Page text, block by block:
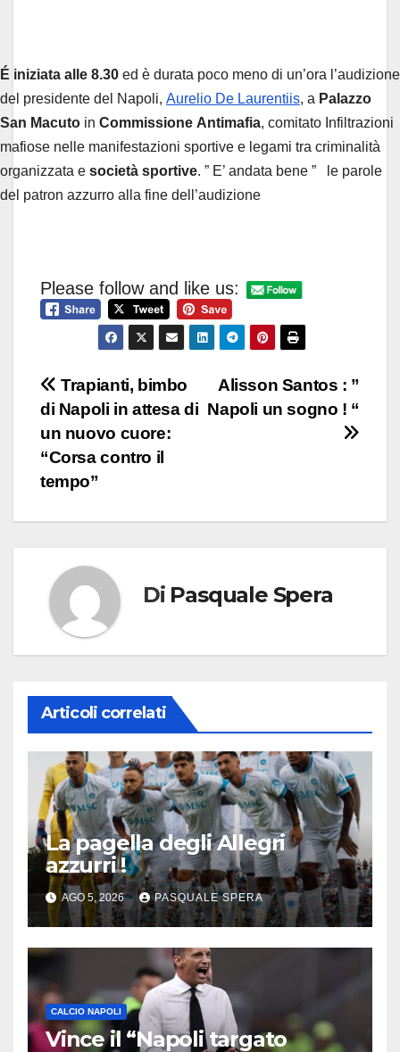
É iniziata alle 8.30 ed è durata poco meno di un’ora l’audizione
del presidente del Napoli, Aurelio De Laurentiis, a Palazzo
San Macuto in Commissione Antimafia, comitato Infiltrazioni
mafiose nelle manifestazioni sportive e legami tra criminalità
organizzata e società sportive. ” E’ andata bene ” le parole
del patron azzurro alla fine dell’audizione
Please follow and like us:
Navigazione
articoli
Alisson Santos : ”
Napoli un sogno ! “
Trapianti, bimbo
di Napoli in attesa di
un nuovo cuore:
“Corsa contro il
tempo”
Di Pasquale Spera
Articoli correlati
La pagella degli Allegri
azzurri !
AGO 5, 2026 PASQUALE SPERA
CALCIO NAPOLI
Vince il “Napoli targato